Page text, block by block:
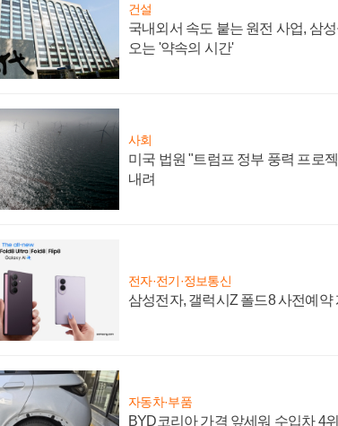
건설
국내외서 속도 붙는 원전 사업, 삼
오는 '약속의 시간'
사회
미국 법원 "트럼프 정부 풍력 프로
내려
전자·전기·정보통신
삼성전자, 갤럭시Z 폴드8 사전예
자동차·부품
BYD코리아 가격 앞세워 수입차 4